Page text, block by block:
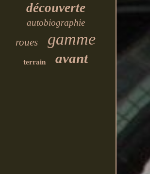
découverte
autobiographie
roues gamme
terrain avant